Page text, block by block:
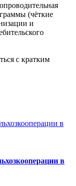
(чёткие
и
с кратким
в